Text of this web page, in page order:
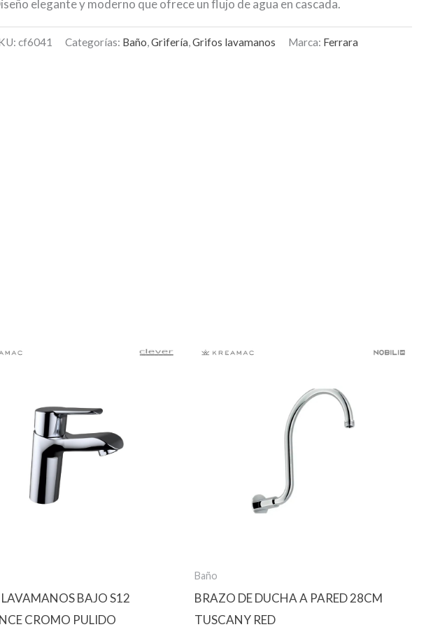
elegante y moderno que ofrece un flujo de agua en cascada.
cf6041 Categorías: Baño,Grifería,Grifos lavamanos Marca: Ferrara
BAJO S12
CROMO PULIDO
Baño
BRAZO DE DUCHA A PARED 28CM
TUSCANY RED